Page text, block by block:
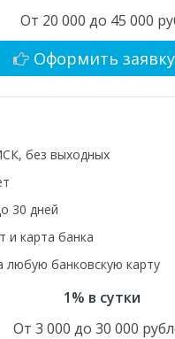
От 20 000 до 45 000
Оформить заявку
без выходных
30 дней
и карта банка
любую банковскую карту
1% в сутки
От 3 000 до 30 000